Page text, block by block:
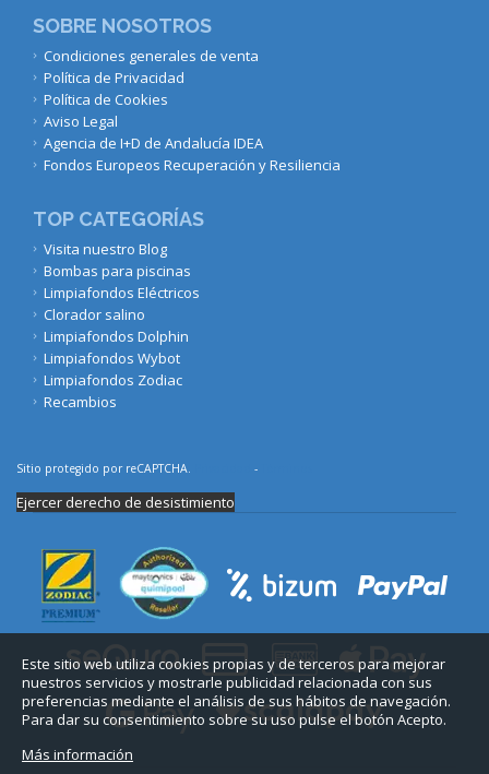
SOBRE NOSOTROS
Condiciones generales de venta
Política de Privacidad
Política de Cookies
Aviso Legal
Agencia de I+D de Andalucía IDEA
Fondos Europeos Recuperación y Resiliencia
TOP CATEGORÍAS
Visita nuestro Blog
Bombas para piscinas
Limpiafondos Eléctricos
Clorador salino
Limpiafondos Dolphin
Limpiafondos Wybot
Limpiafondos Zodiac
Recambios
Este sitio web utiliza cookies propias y de terceros para mejorar
nuestros servicios y mostrarle publicidad relacionada con sus
preferencias mediante el análisis de sus hábitos de navegación.
Para dar su consentimiento sobre su uso pulse el botón Acepto.
Más información
Sitio protegido por reCAPTCHA. -
Ejercer derecho de desistimiento